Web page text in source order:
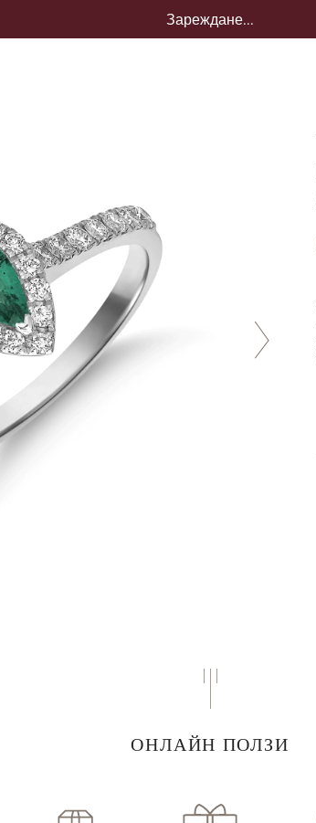
Зареждане...
ОНЛАЙН ПОЛЗИ